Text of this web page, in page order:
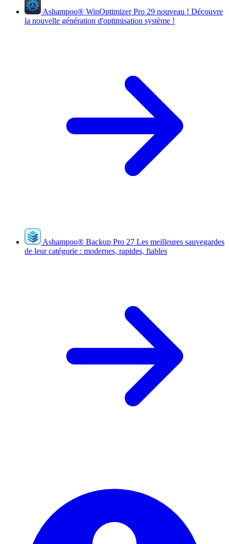
Ashampoo® WinOptimizer Pro 29 nouveau ! Découvre
la nouvelle génération d'optimisation système !
Ashampoo® Backup Pro 27 Les meilleures sauvegardes
de leur catégorie : modernes, rapides, fiables